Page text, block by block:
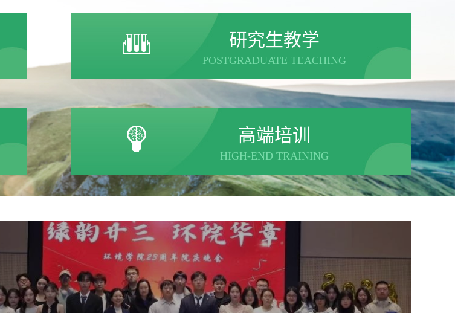
研究生教学
POSTGRADUATE TEACHING
高端培训
HIGH-END TRAINING